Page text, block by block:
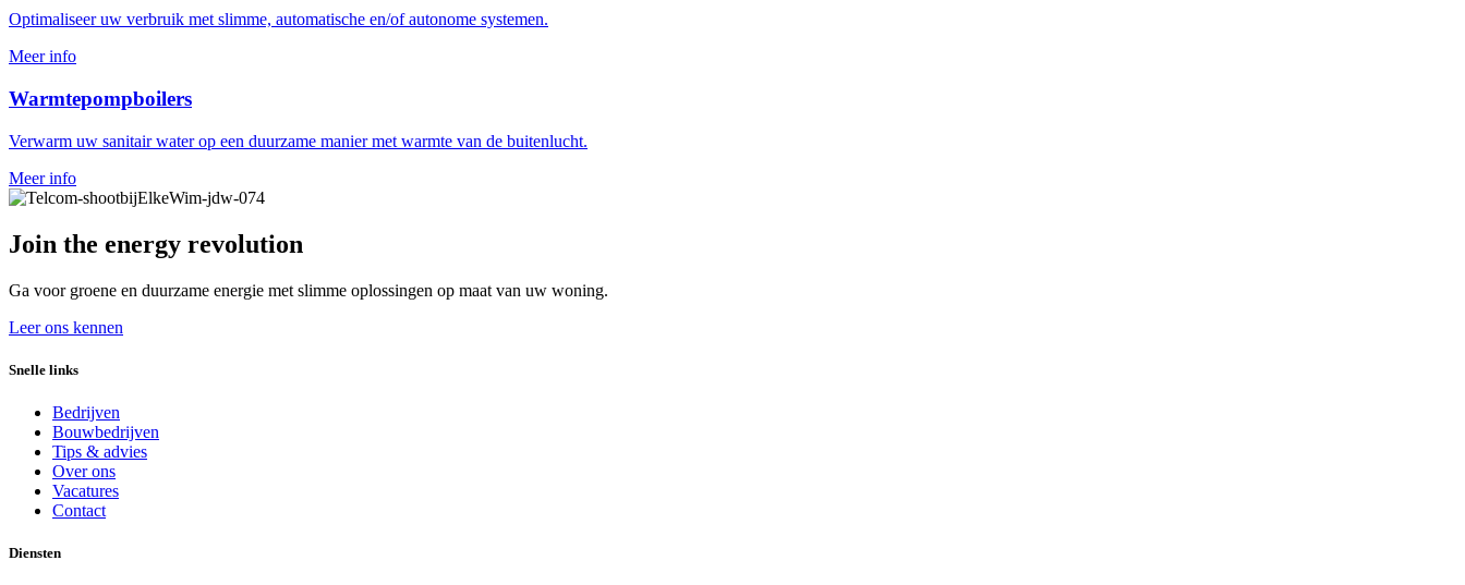
Optimaliseer uw verbruik met slimme, automatische en/of autonome systemen.
Meer info
Warmtepompboilers
Verwarm uw sanitair water op een duurzame manier met warmte van de buitenlucht.
Meer info
Join the energy revolution
Ga voor groene en duurzame energie met slimme oplossingen op maat van uw woning.
Leer ons kennen
Snelle links
Bedrijven
Bouwbedrijven
Tips & advies
Over ons
Vacatures
Contact
Diensten